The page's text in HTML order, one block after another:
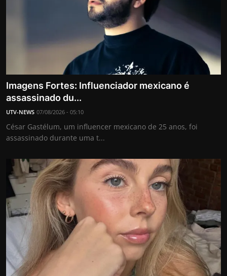
Imagens Fortes: Influenciador mexicano é
assassinado du...
UTV-NEWS 07/08/2026 - 05:10
César Gastélum, um influencer mexicano de 25 anos, foi
assassinado durante uma t...